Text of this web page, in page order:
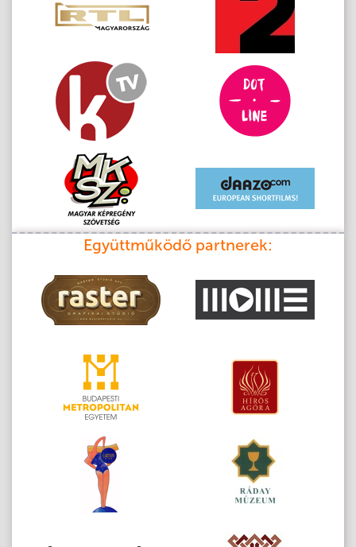
Együttműködő partnerek: